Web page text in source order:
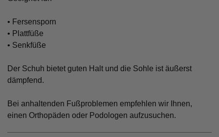
• Fersensporn
• Plattfüße
• Senkfüße
Der Schuh bietet guten Halt und die Sohle ist äußerst
dämpfend.
Bei anhaltenden Fußproblemen empfehlen wir Ihnen,
einen Orthopäden oder Podologen aufzusuchen.